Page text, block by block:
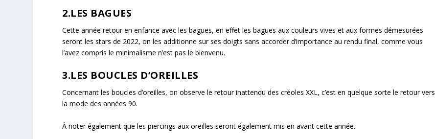
2.LES BAGUES
Cette année retour en enfance avec les bagues, en effet les bagues aux couleurs vives et aux formes démesurées
seront les stars de 2022, on les additionne sur ses doigts sans accorder d’importance au rendu final, comme vous
l’avez compris le minimalisme n’est pas le bienvenu.
3.LES BOUCLES D’OREILLES
Concernant les boucles d’oreilles, on observe le retour inattendu des créoles XXL, c’est en quelque sorte le retour vers
la mode des années 90.
À noter également que les piercings aux oreilles seront également mis en avant cette année.